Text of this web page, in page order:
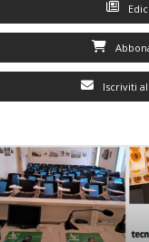
Iscriviti